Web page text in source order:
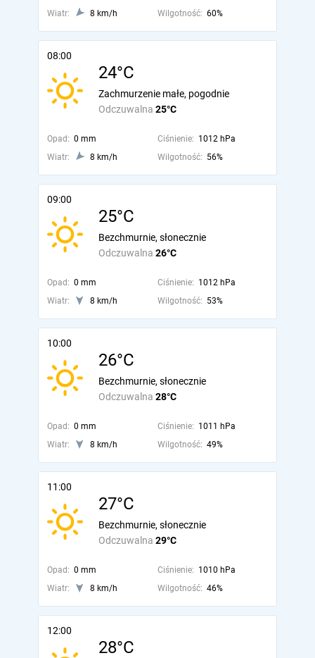
Wiatr: 8 km/h Wilgotność: 60%
08:00
24°C
Odczuwalna 25°C
Zachmurzenie małe, pogodnie
Opad: 0 mm Ciśnienie: 1012 hPa
Wiatr:
8 km/h Wilgotność: 56%
09:00
25°C
Odczuwalna 26°C
Bezchmurnie, słonecznie
Opad: 0 mm Ciśnienie: 1012 hPa
Wiatr:
8 km/h Wilgotność: 53%
10:00
26°C
Odczuwalna 28°C
Bezchmurnie, słonecznie
Opad: 0 mm Ciśnienie: 1011 hPa
Wiatr:
8 km/h Wilgotność: 49%
11:00
27°C
Odczuwalna 29°C
Bezchmurnie, słonecznie
Opad: 0 mm Ciśnienie: 1010 hPa
Wiatr:
8 km/h Wilgotność: 46%
12:00
28°C